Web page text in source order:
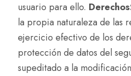
usuario para ello.
la propia naturaleza de las
ejercicio efectivo de los
protección de datos del
supeditado a la